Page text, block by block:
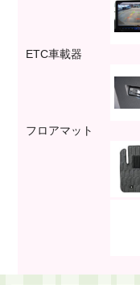
ETC車載器
フロアマット